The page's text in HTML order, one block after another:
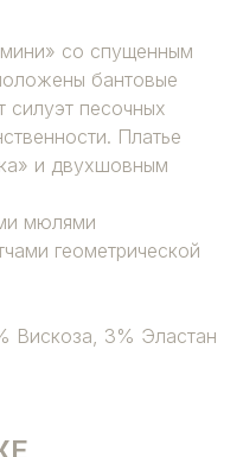
со спущенным
бантовые
силуэт песочных
Платье
и двухшовным
мюлями
геометрической
Вискоза, 3% Эластан